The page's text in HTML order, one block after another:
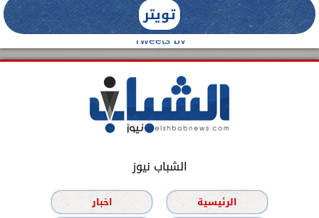
تويتر
Tweets by
الشباب نيوز
الرئيسية
اخبار